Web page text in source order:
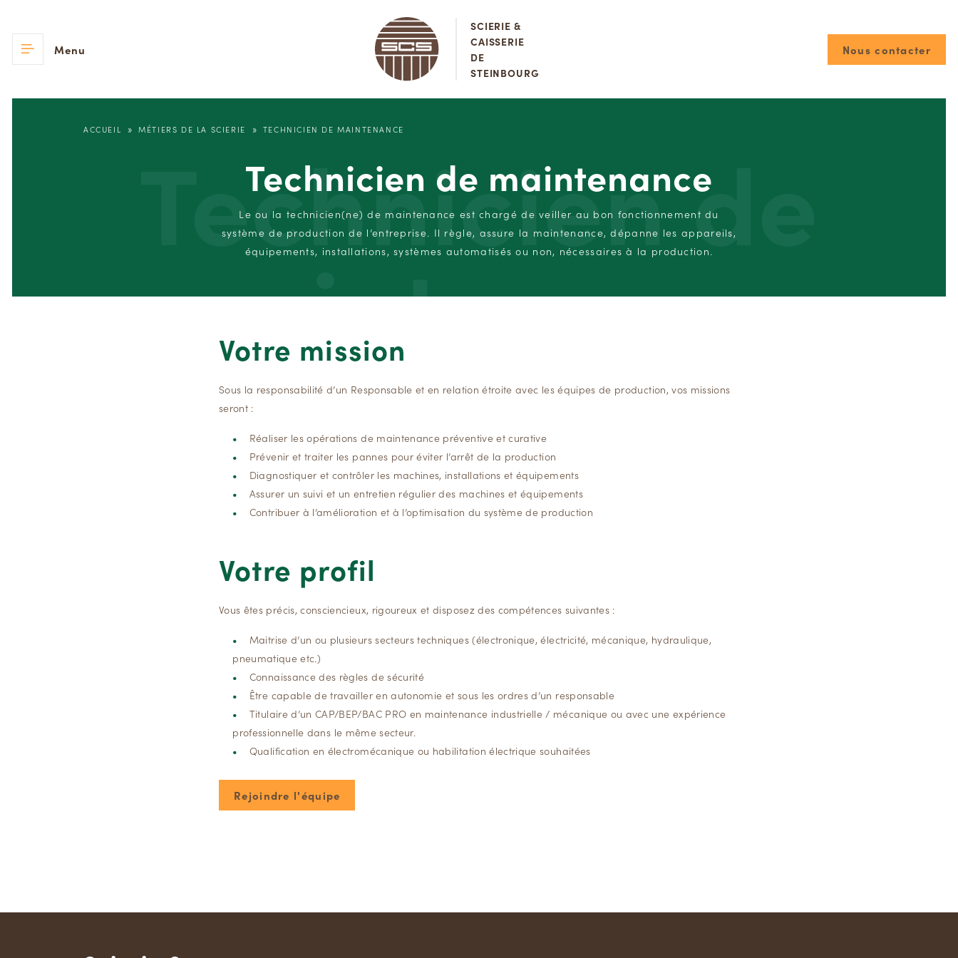
Menu
SCIERIE &
CAISSERIE
DE
STEINBOURG
Nous contacter
ACCUEIL » MÉTIERS DE LA SCIERIE » TECHNICIEN DE MAINTENANCE
Technicien de maintenance
Le ou la technicien(ne) de maintenance est chargé de veiller au bon fonctionnement du
système de production de l’entreprise. Il règle, assure la maintenance, dépanne les appareils,
équipements, installations, systèmes automatisés ou non, nécessaires à la production.
Technicien de
maintenance
Votre mission
Sous la responsabilité d’un Responsable et en relation étroite avec les équipes de production, vos missions
seront :
Réaliser les opérations de maintenance préventive et curative
Prévenir et traiter les pannes pour éviter l’arrêt de la production
Diagnostiquer et contrôler les machines, installations et équipements
Assurer un suivi et un entretien régulier des machines et équipements
Contribuer à l’amélioration et à l’optimisation du système de production
Votre profil
Vous êtes précis, consciencieux, rigoureux et disposez des compétences suivantes :
Maitrise d’un ou plusieurs secteurs techniques (électronique, électricité, mécanique, hydraulique,
pneumatique etc.)
Connaissance des règles de sécurité
Être capable de travailler en autonomie et sous les ordres d’un responsable
Titulaire d’un CAP/BEP/BAC PRO en maintenance industrielle / mécanique ou avec une expérience
professionnelle dans le même secteur.
Qualification en électromécanique ou habilitation électrique souhaitées
Rejoindre l'équipe